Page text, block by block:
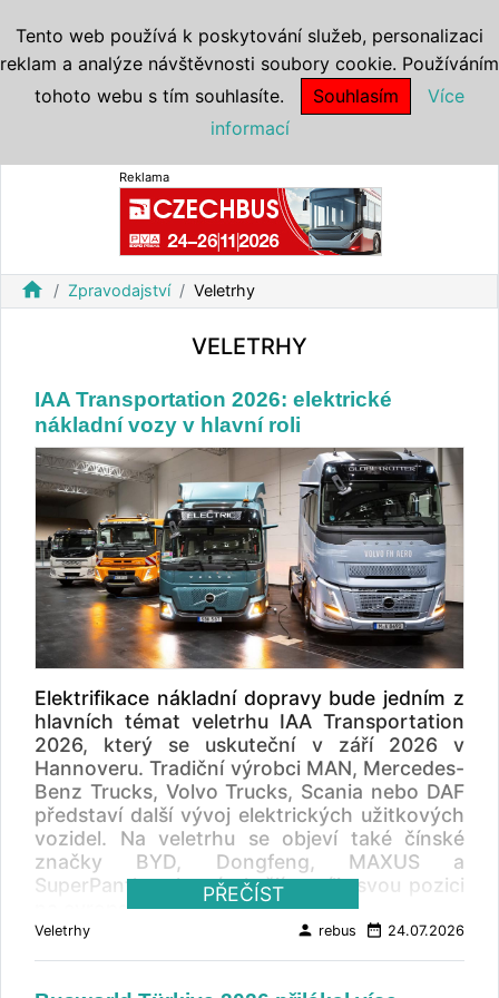
Reklama
home Zpravodajství Veletrhy
VELETRHY
IAA Transportation 2026: elektrické
nákladní vozy v hlavní roli
Elektrifikace nákladní dopravy bude jedním z
hlavních témat veletrhu IAA Transportation
2026, který se uskuteční v září 2026 v
Hannoveru. Tradiční výrobci MAN, Mercedes-
Benz Trucks, Volvo Trucks, Scania nebo DAF
představí další vývoj elektrických užitkových
vozidel. Na veletrhu se objeví také čínské
značky BYD, Dongfeng, MAXUS a
SuperPanther, které chtějí posílit svou pozici
na evropském trhu.
Veletrh IAA Transportation 2026 proběhne od
15. do 20. září 2026 v Hannoveru.
PŘEČÍST
Veletrhy person rebus date_range 24.07.2026
Tento web používá k poskytování služeb, personalizaci
reklam a analýze návštěvnosti soubory cookie. Používáním
tohoto webu s tím souhlasíte.
Souhlasím
Více
informací